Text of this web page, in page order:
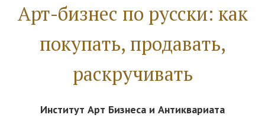
Арт-бизнес по русски: как
покупать, продавать,
раскручивать
Институт Арт Бизнеса и Антиквариата